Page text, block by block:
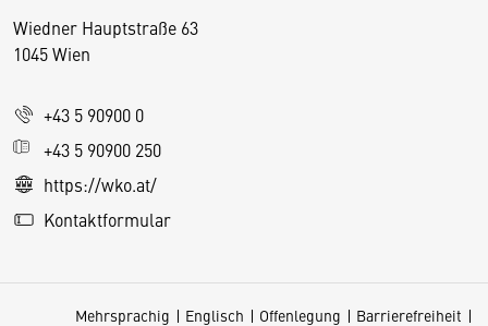
Wiedner Hauptstraße 63
1045 Wien
+43 5 90900 0
+43 5 90900 250
https://wko.at/
Kontaktformular
Mehrsprachig Englisch Offenlegung Barrierefreiheit
D
s
e
S
e